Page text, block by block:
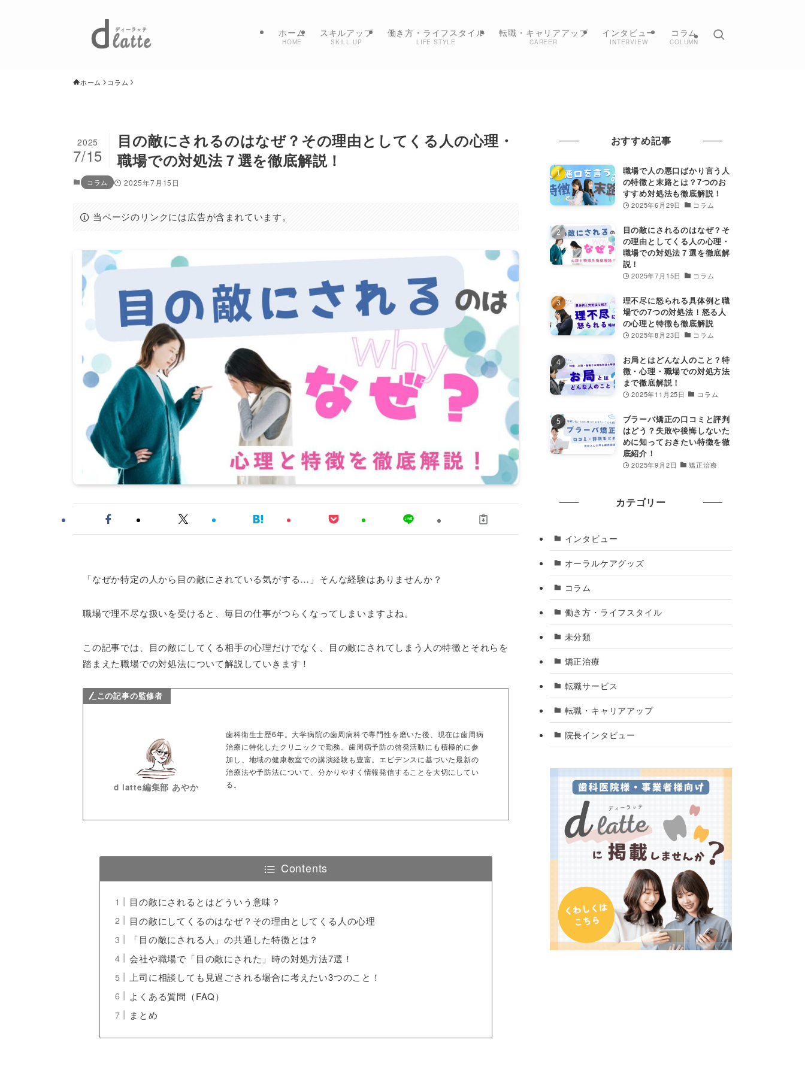
ホーム
HOME
スキルアップ
SKILL UP
働き方・ライフスタイル
LIFE STYLE
転職・キャリアアップ
CAREER
インタビュー
INTERVIEW
コラム
COLUMN
ホーム コラム
目の敵にされるのはなぜ？その理由としてくる人の心理・
職場での対処法７選を徹底解説！
2025
7/15
コラム 2025年7月15日
当ページのリンクには広告が含まれています。
「なぜか特定の人から目の敵にされている気がする…」そんな経験はありませんか？
職場で理不尽な扱いを受けると、毎日の仕事がつらくなってしまいますよね。
この記事では、目の敵にしてくる相手の心理だけでなく、目の敵にされてしまう人の特徴とそれらを
踏まえた職場での対処法について解説していきます！
この記事の監修者
d latte編集部 あやか
歯科衛生士歴6年。大学病院の歯周病科で専門性を磨いた後、現在は歯周病
治療に特化したクリニックで勤務。歯周病予防の啓発活動にも積極的に参
加し、地域の健康教室での講演経験も豊富。エビデンスに基づいた最新の
治療法や予防法について、分かりやすく情報発信することを大切にしてい
る。
Contents
目の敵にされるとはどういう意味？
目の敵にしてくるのはなぜ？その理由としてくる人の心理
「目の敵にされる人」の共通した特徴とは？
会社や職場で「目の敵にされた」時の対処方法7選！
上司に相談しても見過ごされる場合に考えたい3つのこと！
よくある質問（FAQ）
まとめ
おすすめ記事
職場で人の悪口ばかり言う人
の特徴と末路とは？7つのお
すすめ対処法も徹底解説！
2025年6月29日 コラム
目の敵にされるのはなぜ？そ
の理由としてくる人の心理・
職場での対処法７選を徹底解
説！
2025年7月15日 コラム
理不尽に怒られる具体例と職
場での7つの対処法！怒る人
の心理と特徴も徹底解説
2025年8月23日 コラム
お局とはどんな人のこと？特
徴・心理・職場での対処方法
まで徹底解説！
2025年11月25日 コラム
ブラーバ矯正の口コミと評判
はどう？失敗や後悔しないた
めに知っておきたい特徴を徹
底紹介！
2025年9月2日 矯正治療
カテゴリー
インタビュー
オーラルケアグッズ
コラム
働き方・ライフスタイル
未分類
矯正治療
転職サービス
転職・キャリアアップ
院長インタビュー